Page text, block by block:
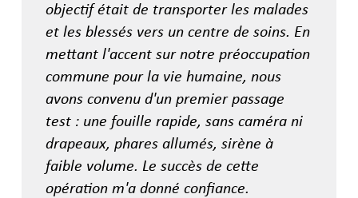
objectif était de transporter les malades
et les blessés vers un centre de soins. En
mettant l'accent sur notre préoccupation
commune pour la vie humaine, nous
avons convenu d'un premier passage
test : une fouille rapide, sans caméra ni
drapeaux, phares allumés, sirène à
faible volume. Le succès de cette
opération m'a donné confiance.